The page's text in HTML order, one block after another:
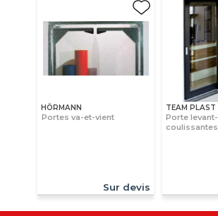
HÖRMANN
Portes va-et-vient
Sur devis
TEAM PLAST
Porte levant-
coulissantes